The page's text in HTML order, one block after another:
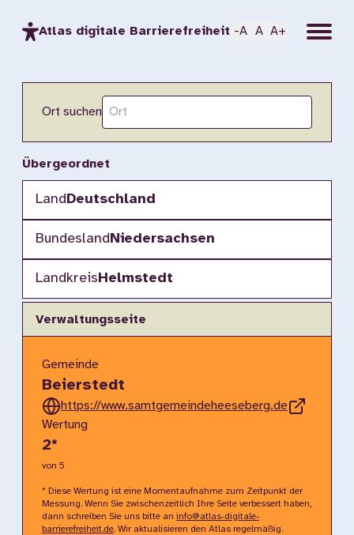
Atlas digitale Barrierefreiheit -A A A+ Menu
Ort suchen
Übergeordnet
LandDeutschland
BundeslandNiedersachsen
LandkreisHelmstedt
Verwaltungsseite
Gemeinde
Beierstedt
https://www.samtgemeindeheeseberg.de
Wertung
2*
von 5
* Diese Wertung ist eine Momentaufnahme zum Zeitpunkt der
Messung. Wenn Sie zwischenzeitlich Ihre Seite verbessert haben,
dann schreiben Sie uns bitte an info@atlas-digitale-
barrierefreiheit.de. Wir aktualisieren den Atlas regelmäßig.